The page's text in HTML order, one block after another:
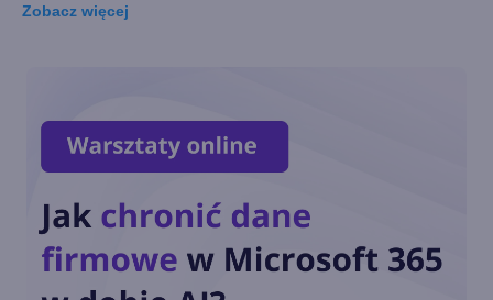
Microsoft potwierdził
zakończenie produkcji Xbox
One ponad rok temu
Zobacz więcej